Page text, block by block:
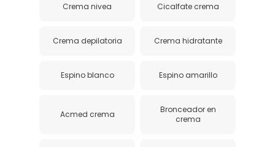
Crema nivea Cicalfate crema
Crema depilatoria Crema hidratante
Espino blanco Espino amarillo
Acmed crema
Bronceador en
crema